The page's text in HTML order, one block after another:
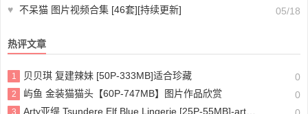
♥ 不呆猫 图片视频合集 [46套][持续更新] 05/18
热评文章
1 贝贝琪 复建辣妹 [50P-333MB]适合珍藏 0
2 屿鱼 金装猫猫头【60P-747MB】图片作品欣赏 0
Arty亚缇 Tsundere Elf Blue Lingerie [25P-55MB]-arty亚缇在哪里发布作品下载